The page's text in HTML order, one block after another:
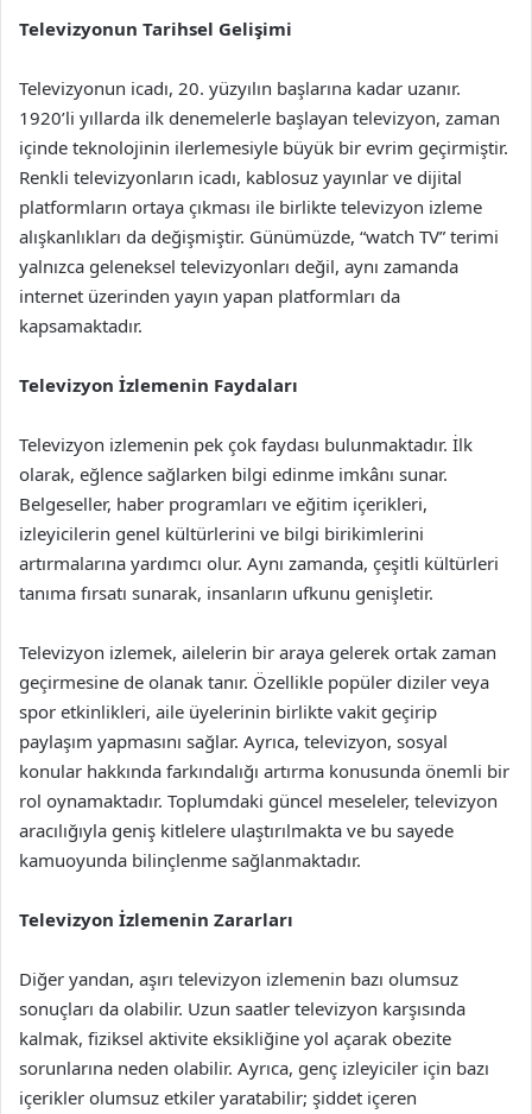
Televizyonun Tarihsel Gelişimi
Televizyonun icadı, 20. yüzyılın başlarına kadar uzanır.
1920’li yıllarda ilk denemelerle başlayan televizyon, zaman
içinde teknolojinin ilerlemesiyle büyük bir evrim geçirmiştir.
Renkli televizyonların icadı, kablosuz yayınlar ve dijital
platformların ortaya çıkması ile birlikte televizyon izleme
alışkanlıkları da değişmiştir. Günümüzde, “watch TV” terimi
yalnızca geleneksel televizyonları değil, aynı zamanda
internet üzerinden yayın yapan platformları da
kapsamaktadır.
Televizyon İzlemenin Faydaları
Televizyon izlemenin pek çok faydası bulunmaktadır. İlk
olarak, eğlence sağlarken bilgi edinme imkânı sunar.
Belgeseller, haber programları ve eğitim içerikleri,
izleyicilerin genel kültürlerini ve bilgi birikimlerini
artırmalarına yardımcı olur. Aynı zamanda, çeşitli kültürleri
tanıma fırsatı sunarak, insanların ufkunu genişletir.
Televizyon izlemek, ailelerin bir araya gelerek ortak zaman
geçirmesine de olanak tanır. Özellikle popüler diziler veya
spor etkinlikleri, aile üyelerinin birlikte vakit geçirip
paylaşım yapmasını sağlar. Ayrıca, televizyon, sosyal
konular hakkında farkındalığı artırma konusunda önemli bir
rol oynamaktadır. Toplumdaki güncel meseleler, televizyon
aracılığıyla geniş kitlelere ulaştırılmakta ve bu sayede
kamuoyunda bilinçlenme sağlanmaktadır.
Televizyon İzlemenin Zararları
Diğer yandan, aşırı televizyon izlemenin bazı olumsuz
sonuçları da olabilir. Uzun saatler televizyon karşısında
kalmak, fiziksel aktivite eksikliğine yol açarak obezite
sorunlarına neden olabilir. Ayrıca, genç izleyiciler için bazı
içerikler olumsuz etkiler yaratabilir; şiddet içeren